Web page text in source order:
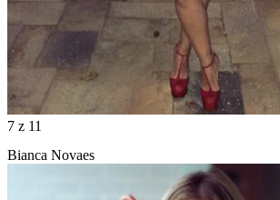
7 z 11
Bianca Novaes